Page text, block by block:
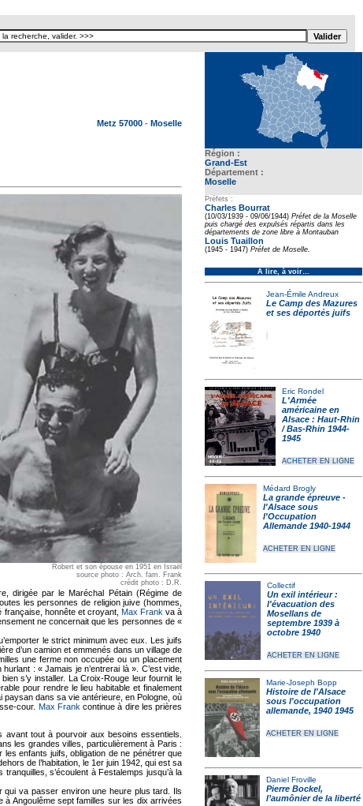
Région :
Grand-Est
Département :
Moselle
Préfets :
Charles Bourrat
(10/03/1939 - 09/06/1944) Préfet de la Moselle
puis chargé des expulsés répartis dans les
départements de zone libre à Montauban
Louis Tuaillon
(1945 - 1947) Préfet de Moselle.
À lire, à voir…
Jean-Émile Andreux
Le Camp des Mazures
et ses déportés juifs
Eric Rondel
L'Armée
américaine en
Alsace : Haut-Rhin
/ Bas-Rhin 1944-
1945
ACHETER EN LIGNE
Médard Brogly
La grande épreuve -
l'Alsace sous
l'Occupation
Allemande 1940-1944
ACHETER EN LIGNE
Collectif
Un exil intérieur :
l'évacuation des
Mosellans de
septembre 1939 à
octobre 1940
ACHETER EN LIGNE
Marie-Joseph Bopp
Histoire de l'Alsace
sous l'occupation
allemande, 1940 1945
ACHETER EN LIGNE
Daniel Froville
Pierre Bockel,
l’aumônier de la liberté
Metz 57000 - Moselle
Robert et son épouse en 1951 en Israël
source photo : Arch. fam. Frank
crédit photo : D.R.
dirigée par le Maréchal Pétain (Régime de
les personnes de religion juive (hommes,
honnête et croyant, Max Frank va à
ne concernait que les personnes de «
le strict minimum avec eux. Les juifs
d’un camion et emmenés dans un village de
une ferme non occupée ou un placement
: « Jamais je n’entrerai là ». C’est vide,
s’y installer. La Croix-Rouge leur fournit le
pour rendre le lieu habitable et finalement
paysan dans sa vie antérieure, en Pologne, où
cour. Max Frank continue à dire les prières
tout à pourvoir aux besoins essentiels.
les grandes villes, particulièrement à Paris :
enfants juifs, obligation de ne pénétrer que
de l’habitation, le 1er juin 1942, qui est sa
s’écoulent à Festalemps jusqu’à la
qui va passer environ une heure plus tard. Ils
Angoulême sept familles sur les dix arrivées